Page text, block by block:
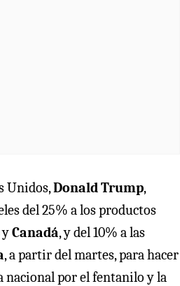
Unidos,Donald Trump,
del 25% a los productos
yCanadá, y del 10% a las
, a partir del martes, para hacer
nacional por el fentanilo y la